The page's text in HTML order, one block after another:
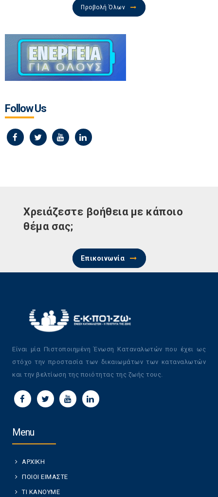
Προβολή Όλων
Follow Us
Χρειάζεστε βοήθεια με κάποιο
θέμα σας;
Επικοινωνία
Είναι μία Πιστοποιημένη Ένωση Καταναλωτών που έχει ως
στόχο την προστασία των δικαιωμάτων των καταναλωτών
και την βελτίωση της ποιότητας της ζωής τους.
Menu
ΑΡΧΙΚΗ
ΠΟΙΟΙ ΕΙΜΑΣΤΕ
ΤΙ ΚΑΝΟΥΜΕ